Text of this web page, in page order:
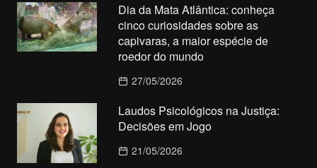
Dia da Mata Atlântica: conheça
cinco curiosidades sobre as
capivaras, a maior espécie de
roedor do mundo
27/05/2026
Laudos Psicológicos na Justiça:
Decisões em Jogo
21/05/2026